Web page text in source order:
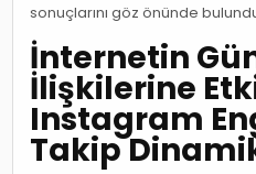
sonuçlarını göz önünde
İnternetin
İlişkilerine
Instagram
Takip